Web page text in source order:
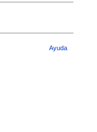
Ayuda